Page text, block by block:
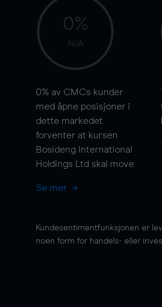
0%
N/A
0% av CMCs kunder
med åpne posisjoner i
dette markedet
forventer at kursen
Bosideng International
Holdings Ltd skal move
Se mer
Kundesentimentfunksjonen er
noen form for handels- eller